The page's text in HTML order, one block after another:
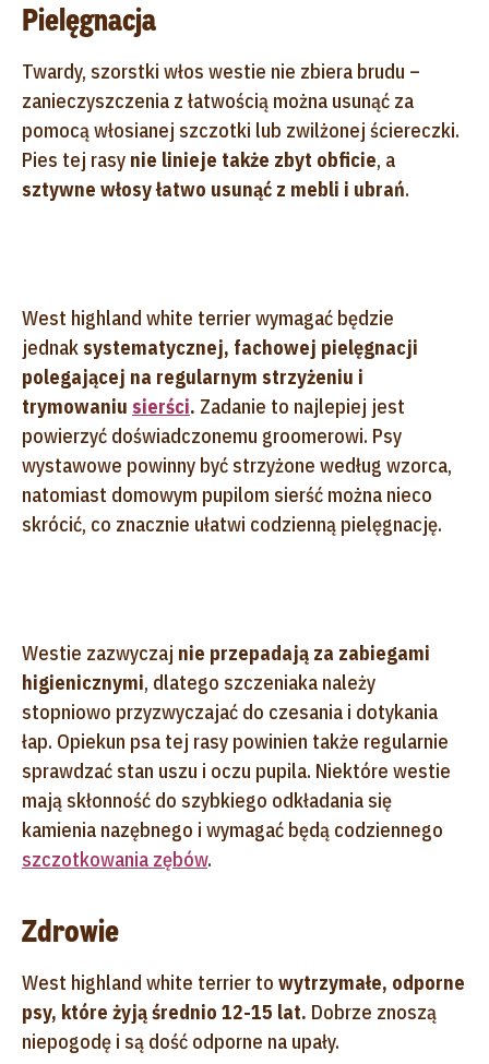
Pielęgnacja
Twardy, szorstki włos westie nie zbiera brudu –
zanieczyszczenia z łatwością można usunąć za
pomocą włosianej szczotki lub zwilżonej ściereczki.
Pies tej rasy nie linieje także zbyt obficie, a
sztywne włosy łatwo usunąć z mebli i ubrań.
West highland white terrier wymagać będzie
jednaksystematycznej, fachowej pielęgnacji
polegającej na regularnym strzyżeniu i
trymowaniu sierści. Zadanie to najlepiej jest
powierzyć doświadczonemu groomerowi. Psy
wystawowe powinny być strzyżone według wzorca,
natomiast domowym pupilom sierść można nieco
skrócić, co znacznie ułatwi codzienną pielęgnację.
Westie zazwyczaj nie przepadają za zabiegami
higienicznymi, dlatego szczeniaka należy
stopniowo przyzwyczajać do czesania i dotykania
łap. Opiekun psa tej rasy powinien także regularnie
sprawdzać stan uszu i oczu pupila. Niektóre westie
mają skłonność do szybkiego odkładania się
kamienia nazębnego i wymagać będą codziennego
szczotkowania zębów.
Zdrowie
West highland white terrier to wytrzymałe, odporne
psy, które żyją średnio 12-15 lat. Dobrze znoszą
niepogodę i są dość odporne na upały.